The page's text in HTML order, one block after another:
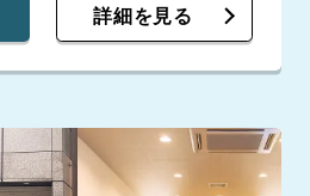
詳細を見る